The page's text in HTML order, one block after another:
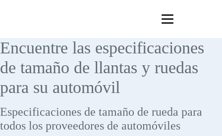
Encuentre las especificaciones
de tamaño de llantas y ruedas
para su automóvil
Especificaciones de tamaño de rueda para
todos los proveedores de automóviles